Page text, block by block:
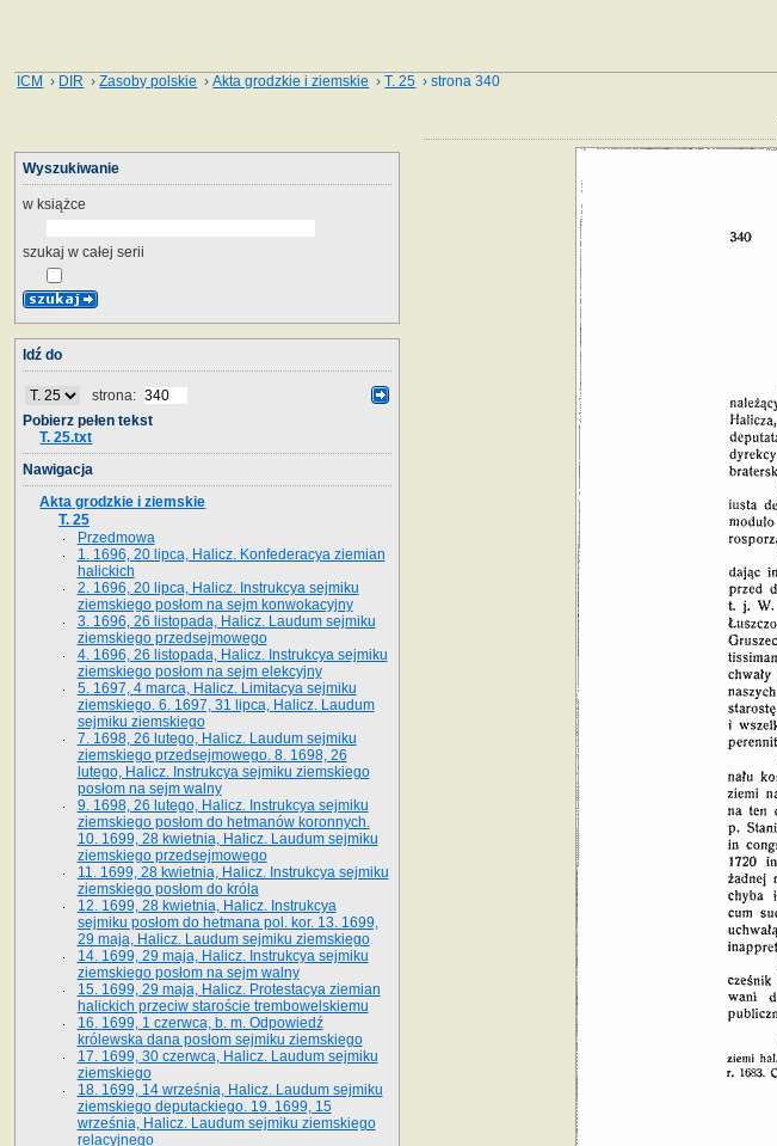
ICM › DIR ›Zasoby polskie ›Akta grodzkie i ziemskie ›T. 25 › strona 340
Wyszukiwanie
w książce
szukaj w całej serii
Idź do
strona:
Pobierz pełen tekst
T. 25.txt
Nawigacja
Akta grodzkie i ziemskie
T. 25
Przedmowa
1. 1696, 20 lipca, Halicz. Konfederacya ziemian
halickich
2. 1696, 20 lipca, Halicz. Instrukcya sejmiku
ziemskiego posłom na sejm konwokacyjny
3. 1696, 26 listopada, Halicz. Laudum sejmiku
ziemskiego przedsejmowego
4. 1696, 26 listopada, Halicz. Instrukcya sejmiku
ziemskiego posłom na sejm elekcyjny
5. 1697, 4 marca, Halicz. Limitacya sejmiku
ziemskiego. 6. 1697, 31 lipca, Halicz. Laudum
sejmiku ziemskiego
7. 1698, 26 lutego, Halicz. Laudum sejmiku
ziemskiego przedsejmowego. 8. 1698, 26
lutego, Halicz. Instrukcya sejmiku ziemskiego
posłom na sejm walny
9. 1698, 26 lutego, Halicz. Instrukcya sejmiku
ziemskiego posłom do hetmanów koronnych.
10. 1699, 28 kwietnia, Halicz. Laudum sejmiku
ziemskiego przedsejmowego
11. 1699, 28 kwietnia, Halicz. Instrukcya sejmiku
ziemskiego posłom do króla
12. 1699, 28 kwietnia, Halicz. Instrukcya
sejmiku posłom do hetmana pol. kor. 13. 1699,
29 maja, Halicz. Laudum sejmiku ziemskiego
14. 1699, 29 maja, Halicz. Instrukcya sejmiku
ziemskiego posłom na sejm walny
15. 1699, 29 maja, Halicz. Protestacya ziemian
halickich przeciw staroście trembowelskiemu
16. 1699, 1 czerwca, b. m. Odpowiedź
królewska dana posłom sejmiku ziemskiego
17. 1699, 30 czerwca, Halicz. Laudum sejmiku
ziemskiego
18. 1699, 14 września, Halicz. Laudum sejmiku
ziemskiego deputackiego. 19. 1699, 15
września, Halicz. Laudum sejmiku ziemskiego
relacyjnego